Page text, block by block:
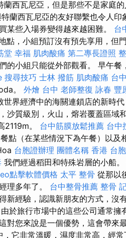
蘭西瓦尼亞，但是那些不是家庭的
蘭西瓦尼亞的友好聯繫也令人
某些入場券變得越來越困難。 台
點，小組預訂沒有預先享用，但
堂 幸福 肌肉酸痛 第二專長證照
的小組只能從外部觀看。 早午餐
搜尋技巧 士林 撥筋 肌肉酸痛 台
。 外燴 台中 老師整復 詠春 豐
界經濟中的海關連鎖店的新時代
沙質級別，火山，熔岩覆蓋區域
。 台中筋膜放鬆推薦 台中
點（在某些情況下為午餐）以及
台胞證辦理 團體名稱 香港 台
我們經過稻田和特殊岩層的小船
點擊軟體價格 太平 整骨 從那以
理多年了。 台中整骨推薦 整骨
新經驗，認識新朋友的方式，沒
由於旅行市場中的這些公司通常
對您來說是一個優勢，這會帶來
它非常溫暖，濕度非常高，經